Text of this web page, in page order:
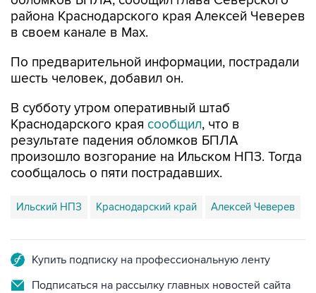
района Краснодарского края Алексей Чеверев
в своем канале в Max.
По предварительной информации, пострадали
шесть человек, добавил он.
В субботу утром оперативный штаб
Краснодарского края сообщил, что в
результате падения обломков БПЛА
произошло возгорание на Ильском НПЗ. Тогда
сообщалось о пяти пострадавших.
Ильский НПЗ Краснодарский край Алексей Чеверев
Купить подписку на профессиональную ленту
Подписаться на рассылку главных новостей сайта